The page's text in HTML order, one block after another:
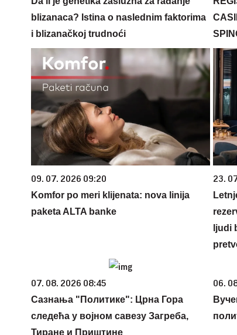
blizanaca? Istina o naslednim faktorima
i blizanačkoj trudnoći
09. 07. 2026 09:20
Komfor po meri klijenata: nova linija
paketa ALTA banke
23.
ljudi
07. 08. 2026 08:45
Сазнања "Политике": Црна Гора
следећа у војном савезу Загреба,
Тиране и Приштине
06.